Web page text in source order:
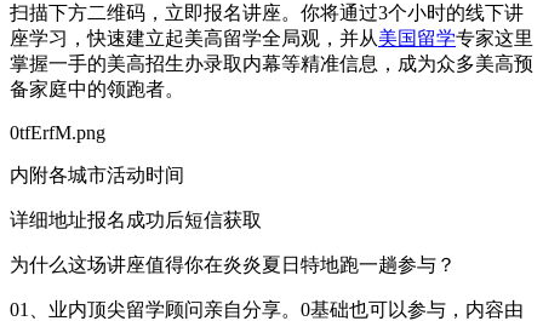
扫描下方二维码，立即报名讲座。你将通过3个小时的线下讲
座学习，快速建立起美高留学全局观，并从美国留学专家这里
掌握一手的美高招生办录取内幕等精准信息，成为众多美高预
备家庭中的领跑者。
0tfErfM.png
内附各城市活动时间
详细地址报名成功后短信获取
为什么这场讲座值得你在炎炎夏日特地跑一趟参与？
01、业内顶尖留学顾问亲自分享。0基础也可以参与，内容由